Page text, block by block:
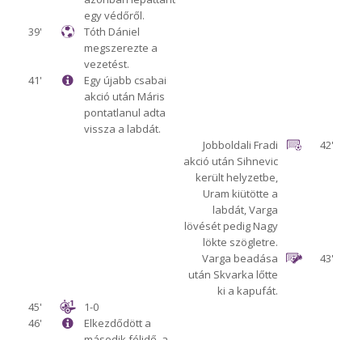
egy védőről.
39'
Tóth Dániel
megszerezte a
vezetést.
41'
Egy újabb csabai
akció után Máris
pontatlanul adta
vissza a labdát.
42'
Jobboldali Fradi
akció után Sihnevic
került helyzetbe,
Uram kiütötte a
labdát, Varga
lövését pedig Nagy
lökte szögletre.
43'
Varga beadása
után Skvarka lőtte
ki a kapufát.
45'
1-0
46'
Elkezdődött a